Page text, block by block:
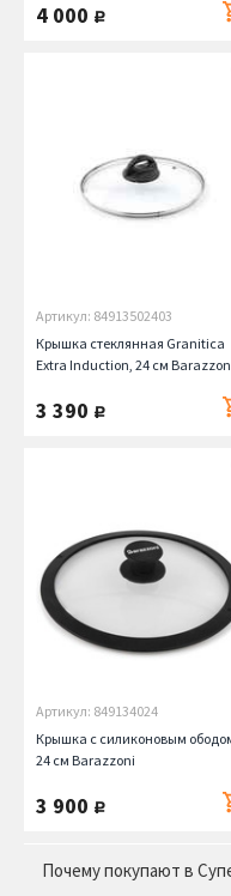
4 000 руб.
Артикул: 84913502403
Крышка стеклянная Granitica
Extra Induction, 24 см
3 390 руб.
Артикул: 849134024
Крышка с силиконовым
24 см Barazzoni
3 900 руб.
Почему покупают в